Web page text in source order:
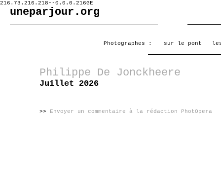
216.73.216.218--0.0.0.216GE
uneparjour.org
Photographes : sur le pont
Philippe De Jonckheere
Juillet 2026
>> Envoyer un commentaire à la rédaction PhotOpera